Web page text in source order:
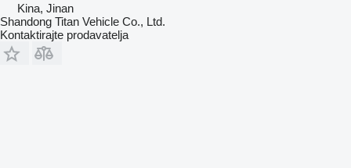
Kina, Jinan
Shandong Titan Vehicle Co., Ltd.
Kontaktirajte prodavatelja